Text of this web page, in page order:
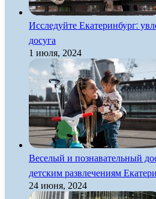
Исследуйте Екатеринбург:
досуга
1 июля, 2024
Веселый и познавательный
детским развлечениям
24 июня, 2024